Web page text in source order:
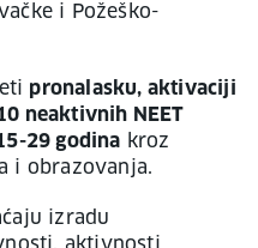
i Požeško-
pronalasku, aktivaciji
neaktivnih NEET
29 godina kroz
i obrazovanja.
izradu
aktivnosti